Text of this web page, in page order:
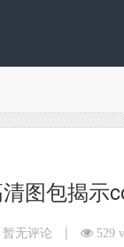
图包揭示
暂无评论 | 529